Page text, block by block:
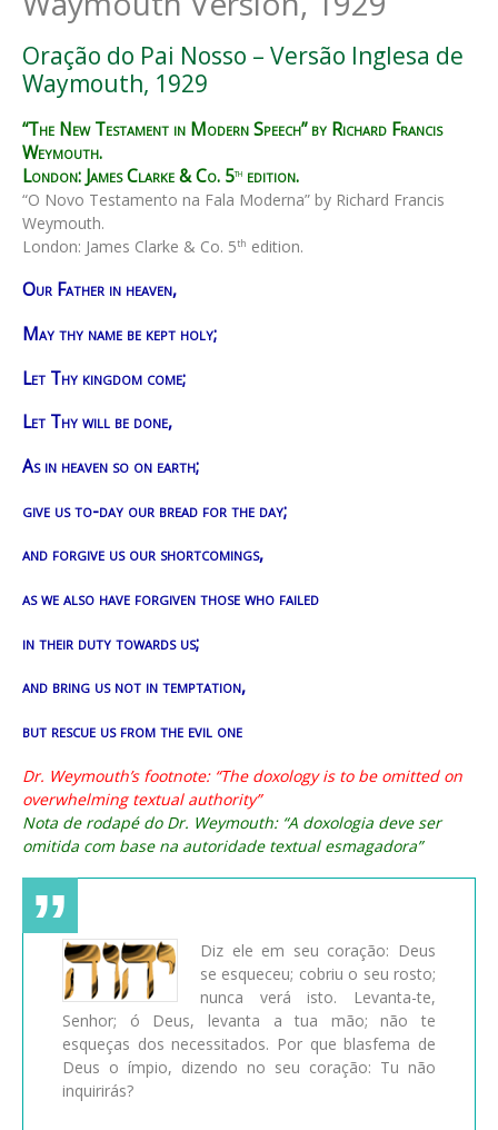
Oração do Pai Nosso – Versão Inglesa de
Waymouth, 1929
“The New Testament in Modern Speech” by Richard Francis
Weymouth.
London: James Clarke & Co. 5th edition.
“O Novo Testamento na Fala Moderna” by Richard Francis
Weymouth.
London: James Clarke & Co. 5th edition.
Our Father in heaven,
May thy name be kept holy;
Let Thy kingdom come;
Let Thy will be done,
As in heaven so on earth;
give us to-day our bread for the day;
and forgive us our shortcomings,
as we also have forgiven those who failed
in their duty towards us;
and bring us not in temptation,
but rescue us from the evil one
Dr. Weymouth’s footnote: “The doxology is to be omitted on
overwhelming textual authority”
Nota de rodapé do Dr. Weymouth: “A doxologia deve ser
omitida com base na autoridade textual esmagadora”
Diz ele em seu coração: Deus
se esqueceu; cobriu o seu rosto;
nunca verá isto. Levanta-te,
Senhor; ó Deus, levanta a tua mão; não te
esqueças dos necessitados. Por que blasfema de
Deus o ímpio, dizendo no seu coração: Tu não
inquirirás?